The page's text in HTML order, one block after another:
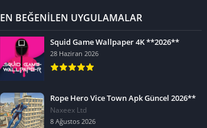
EN BEĞENİLEN UYGULAMALAR
Squid Game Wallpaper 4K **2026**
28 Haziran 2026
Rope Hero Vice Town Apk Güncel 2026**
Naxeex Ltd
8 Ağustos 2026